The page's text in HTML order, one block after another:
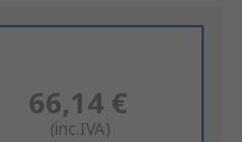
66,14 €
(inc.IVA)